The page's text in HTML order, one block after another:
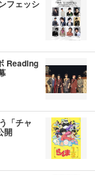
フェッシ
Reading
「チャ
開